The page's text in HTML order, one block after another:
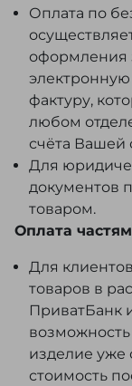
Оплата по
оформления
электронную
фактуру,
любом
счёта Вашей
Для
документов
товаром.
Оплата
Для
товаров в
ПриватБанк
изделие уже
стоимость